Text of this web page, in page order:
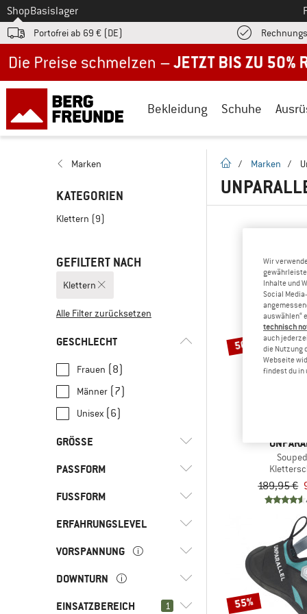
Zum
ShopBasislager
Portofrei ab 69 € (DE)
Bekleidung Schuhe
Marken
KATEGORIEN
Klettern (9)
GEFILTERT NACH
Klettern
Alle Filter zurücksetzen
GESCHLECHT
Frauen (8)
Männer (7)
Unisex (6)
GRÖSSE
35 37
46,5 47
PASSFORM
Breiter Fuß
Normaler Fuß (2)
FUSSFORM
Ägyptisch (3)
Griechisch(1)
ERFAHRUNGSLEVEL
Fortgeschritten(5)
Experte (4)
VORSPANNUNG
Keine Vorspannung
Leichte Vorspannung(6)
DOWNTURN
Kein Downturn
EINSATZBEREICH 1
Startseite
/ Marken /
50%
189,95 €
55%
Wir
Inhalte und
Social
auswählen“
technisch
auch
die Nutzung
Webseite
findest du in